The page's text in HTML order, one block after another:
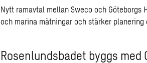
Nytt ramavtal mellan Sweco och Göteborgs
och marina mätningar och stärker planering
Rosenlundsbadet byggs med